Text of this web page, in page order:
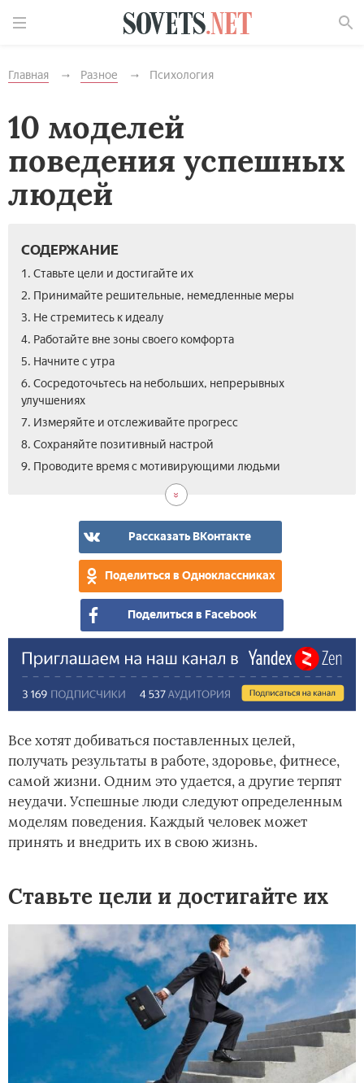
Главная Разное Психология
10 моделей
поведения успешных
людей
СОДЕРЖАНИЕ
1. Ставьте цели и достигайте их
2. Принимайте решительные, немедленные меры
3. Не стремитесь к идеалу
4. Работайте вне зоны своего комфорта
5. Начните с утра
6. Сосредоточьтесь на небольших, непрерывных
улучшениях
7. Измеряйте и отслеживайте прогресс
8. Сохраняйте позитивный настрой
9. Проводите время с мотивирующими людьми
Рассказать ВКонтакте
Поделиться в Одноклассниках
Поделиться в Facebook
Все хотят добиваться поставленных целей,
получать результаты в работе, здоровье, фитнесе,
самой жизни. Одним это удается, а другие терпят
неудачи. Успешные люди следуют определенным
моделям поведения. Каждый человек может
принять и внедрить их в свою жизнь.
Ставьте цели и достигайте их